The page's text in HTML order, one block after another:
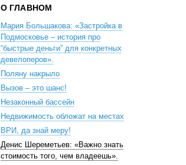
О ГЛАВНОМ
Мария Большакова: «Застройка в
Подмосковье – история про
“быстрые деньги” для конкретных
девелоперов».
Поляну накрыло
Вызов – это шанс!
Незаконный бассейн
Недвижимость обложат на местах
ВРИ, да знай меру!
Денис Шереметьев: «Важно знать
стоимость того, чем владеешь».